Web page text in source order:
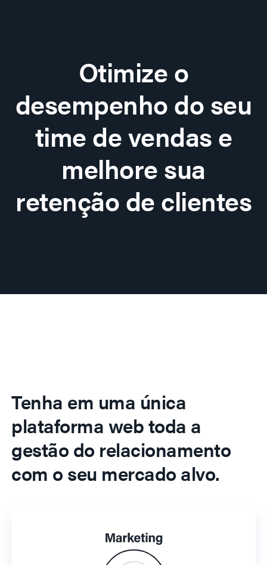
Otimize o
desempenho do seu
time de vendas e
melhore sua
retenção de clientes
Tenha em uma única
plataforma web toda a
gestão do relacionamento
com o seu mercado alvo.